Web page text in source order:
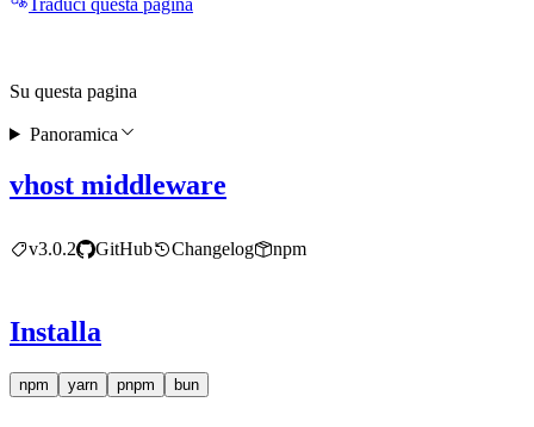
Traduci questa pagina
vhost middleware
v3.0.2 GitHub Changelog npm
Installa
npm yarn pnpm bun
Su questa pagina
Panoramica